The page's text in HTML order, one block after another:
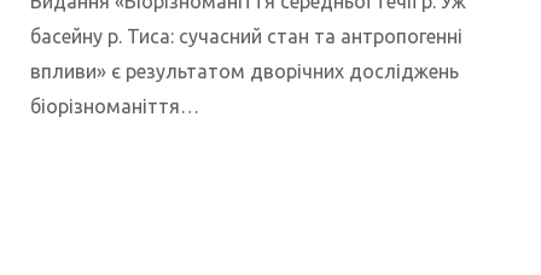
басейну р. Тиса: сучасний стан та антропогенні
впливи» є результатом дворічних досліджень
біорізноманіття…